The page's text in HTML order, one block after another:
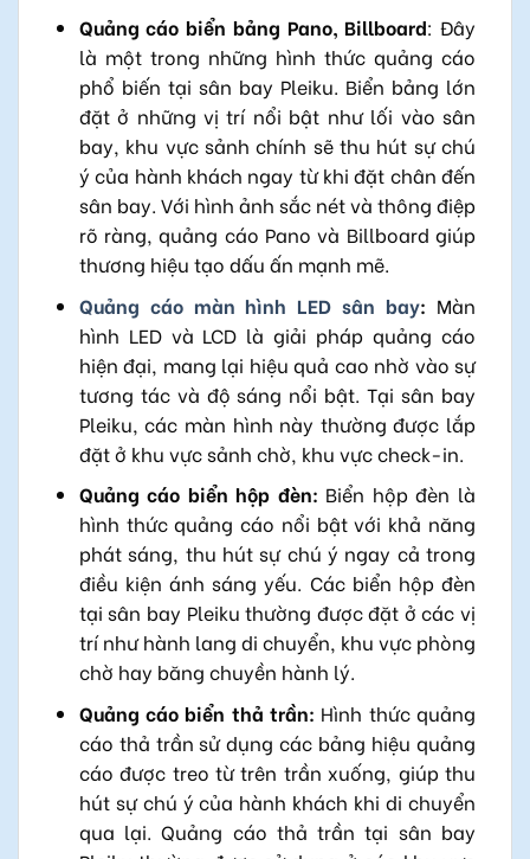
Quảng cáo biển bảng Pano, Billboard: Đây
là một trong những hình thức quảng cáo
phổ biến tại sân bay Pleiku. Biển bảng lớn
đặt ở những vị trí nổi bật như lối vào sân
bay, khu vực sảnh chính sẽ thu hút sự chú
ý của hành khách ngay từ khi đặt chân đến
sân bay. Với hình ảnh sắc nét và thông điệp
rõ ràng, quảng cáo Pano và Billboard giúp
thương hiệu tạo dấu ấn mạnh mẽ.
Quảng cáo màn hình LED sân bay: Màn
hình LED và LCD là giải pháp quảng cáo
hiện đại, mang lại hiệu quả cao nhờ vào sự
tương tác và độ sáng nổi bật. Tại sân bay
Pleiku, các màn hình này thường được lắp
đặt ở khu vực sảnh chờ, khu vực check-in.
Quảng cáo biển hộp đèn: Biển hộp đèn là
hình thức quảng cáo nổi bật với khả năng
phát sáng, thu hút sự chú ý ngay cả trong
điều kiện ánh sáng yếu. Các biển hộp đèn
tại sân bay Pleiku thường được đặt ở các vị
trí như hành lang di chuyển, khu vực phòng
chờ hay băng chuyền hành lý.
Quảng cáo biển thả trần: Hình thức quảng
cáo thả trần sử dụng các bảng hiệu quảng
cáo được treo từ trên trần xuống, giúp thu
hút sự chú ý của hành khách khi di chuyển
qua lại. Quảng cáo thả trần tại sân bay